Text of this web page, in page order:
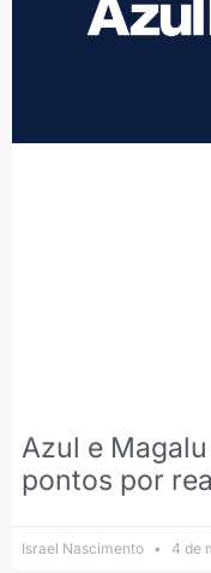
Azul e
pontos por
Israel Nascimento 4 de